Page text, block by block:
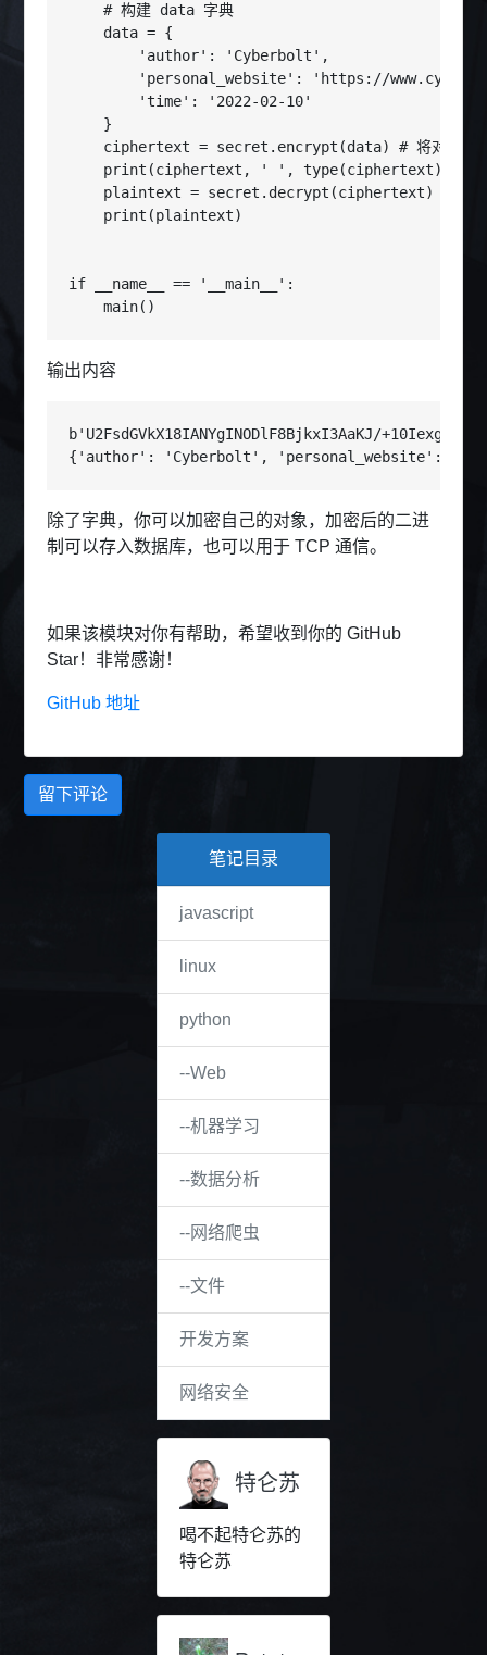
    # 构建 data 字典
    data = {
        'author': 'Cyberbolt',
'personal_website': 'https://
        'time': '2022-02-10'
    }
ciphertext = secret.encrypt(data) # 将对象转为
    print(ciphertext, ' ', type(ciphertext))
plaintext = secret.decrypt(ciphertext) # 解密
    print(plaintext)
if __name__ == '__main__':
    main()
输出内容
b'U2FsdGVkX18IANYgINODlF8BjkxI3AaKJ/
{'author': 'Cyberbolt', 'personal_website':
除了字典，你可以加密自己的对象，加密后的二进
制可以存入数据库，也可以用于 TCP 通信。
如果该模块对你有帮助，希望收到你的 GitHub
Star！非常感谢！
GitHub 地址
留下评论
笔记目录
javascript
linux
python
--Web
--机器学习
--数据分析
--网络爬虫
--文件
开发方案
网络安全
特仑苏
喝不起特仑苏的
特仑苏